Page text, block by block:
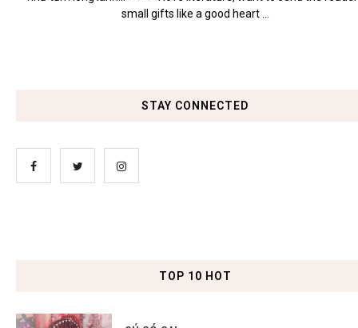
small gifts like a good heart ...
STAY CONNECTED
TOP 10 HOT